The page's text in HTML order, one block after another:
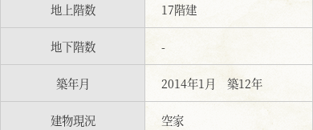
地上階数 17階建
地下階数 -
築年月 2014年1月 築12年
建物現況 空家